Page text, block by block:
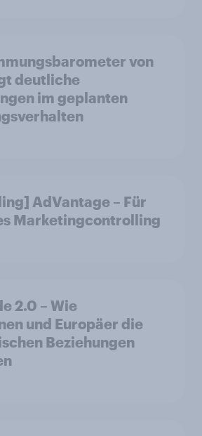
von
deutliche
im geplanten
AdVantage – Für
Marketingcontrolling
2.0 – Wie
und Europäer die
Beziehungen